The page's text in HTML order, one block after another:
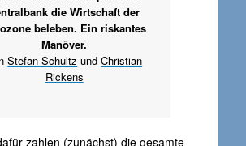
die Wirtschaft der
beleben. Ein riskantes
Manöver.
Stefan Schultz undChristian
Rickens
zahlen (zunächst) die gesamte